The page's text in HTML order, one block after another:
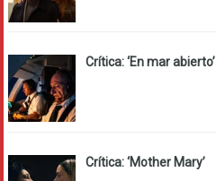
Crítica: ‘En mar abierto’
Crítica: ‘Mother Mary’